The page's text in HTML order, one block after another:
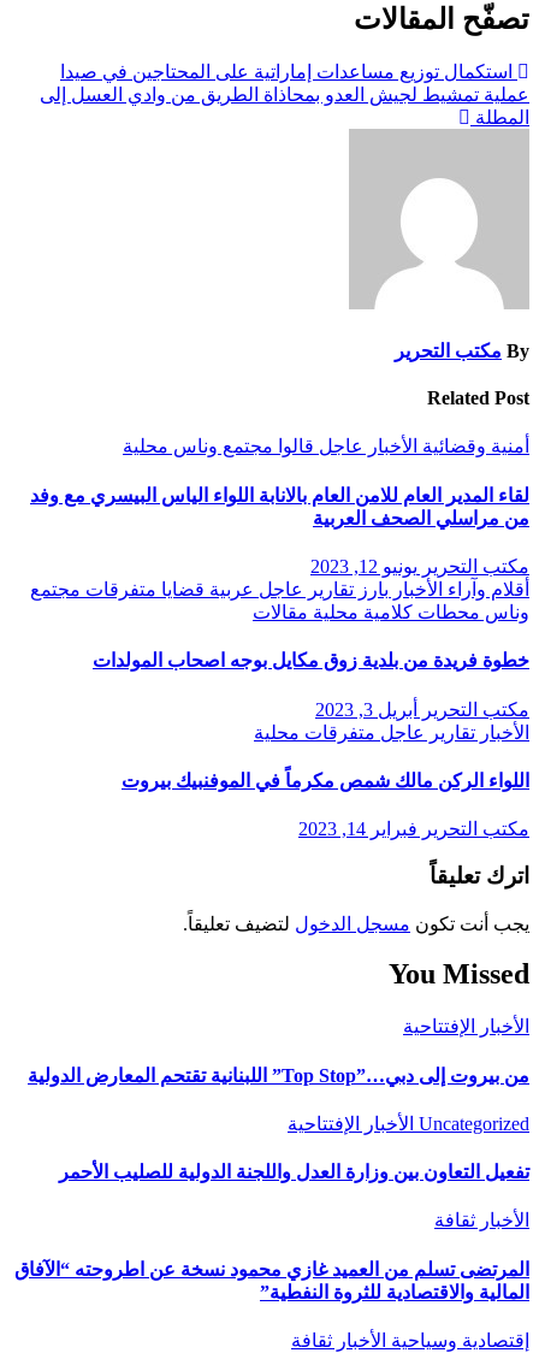
تصفّح المقالات
استكمال توزيع مساعدات إماراتية على المحتاجين في صيدا
عملية تمشيط لجيش العدو بمحاذاة الطريق من وادي العسل إلى
المطلة
By مكتب التحرير
Related Post
أمنية وقضائية الأخبار عاجل قالوا مجتمع وناس محلية
لقاء المدير العام للامن العام بالانابة اللواء الياس البيسري مع وفد
من مراسلي الصحف العربية
مكتب التحرير يونيو 12, 2023
أقلام وآراء الأخبار بارز تقارير عاجل عربية قضايا متفرقات مجتمع
وناس محطات كلامية محلية مقالات
خطوة فريدة من بلدية زوق مكايل بوجه اصحاب المولدات
مكتب التحرير
أبريل 3, 2023
الأخبار تقارير عاجل متفرقات محلية
اللواء الركن مالك شمص مكرماً في الموفنبيك بيروت
مكتب التحرير فبراير 14, 2023
اترك تعليقاً
يجب أنت تكون مسجل الدخول لتضيف تعليقاً.
You Missed
الأخبار الإفتتاحية
من بيروت إلى دبي…”Top Stop” اللبنانية تقتحم المعارض الدولية
Uncategorized الأخبار الإفتتاحية
تفعيل التعاون بين وزارة العدل واللجنة الدولية للصليب الأحمر
الأخبار ثقافة
المرتضى تسلم من العميد غازي محمود نسخة عن اطروحته “الآفاق
المالية والاقتصادية للثروة النفطية”
إقتصادية وسياحية الأخبار ثقافة